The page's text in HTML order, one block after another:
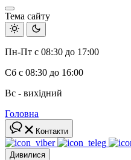
Тема сайту
Пн-Пт с 08:30 до 17:00
Сб с 08:30 до 16:00
Вс - вихідний
Головна
Контакти
Дивилися